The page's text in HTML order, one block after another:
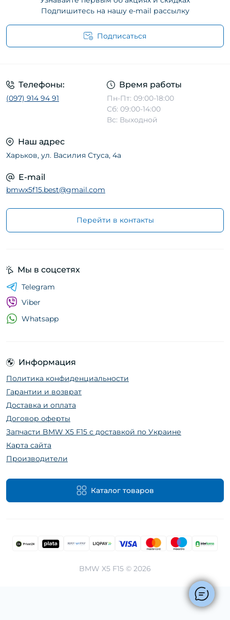
Подпишитесь на нашу e-mail рассылку
Подписаться
Телефоны:
(097) 914 94 91
Время работы
Пн-Пт: 09:00-18:00
Сб: 09:00-14:00
Вс: Выходной
Наш адрес
Харьков, ул. Василия Стуса, 4а
E-mail
bmwx5f15.best@gmail.com
Перейти в контакты
Информация
Политика конфиденциальности
Гарантии и возврат
Доставка и оплата
Договор оферты
Запчасти BMW X5 F15 с доставкой по Украине
Карта сайта
Производители
Каталог товаров
Мы в соцсетях
Telegram
Viber
Whatsapp
BMW X5 F15 © 2026